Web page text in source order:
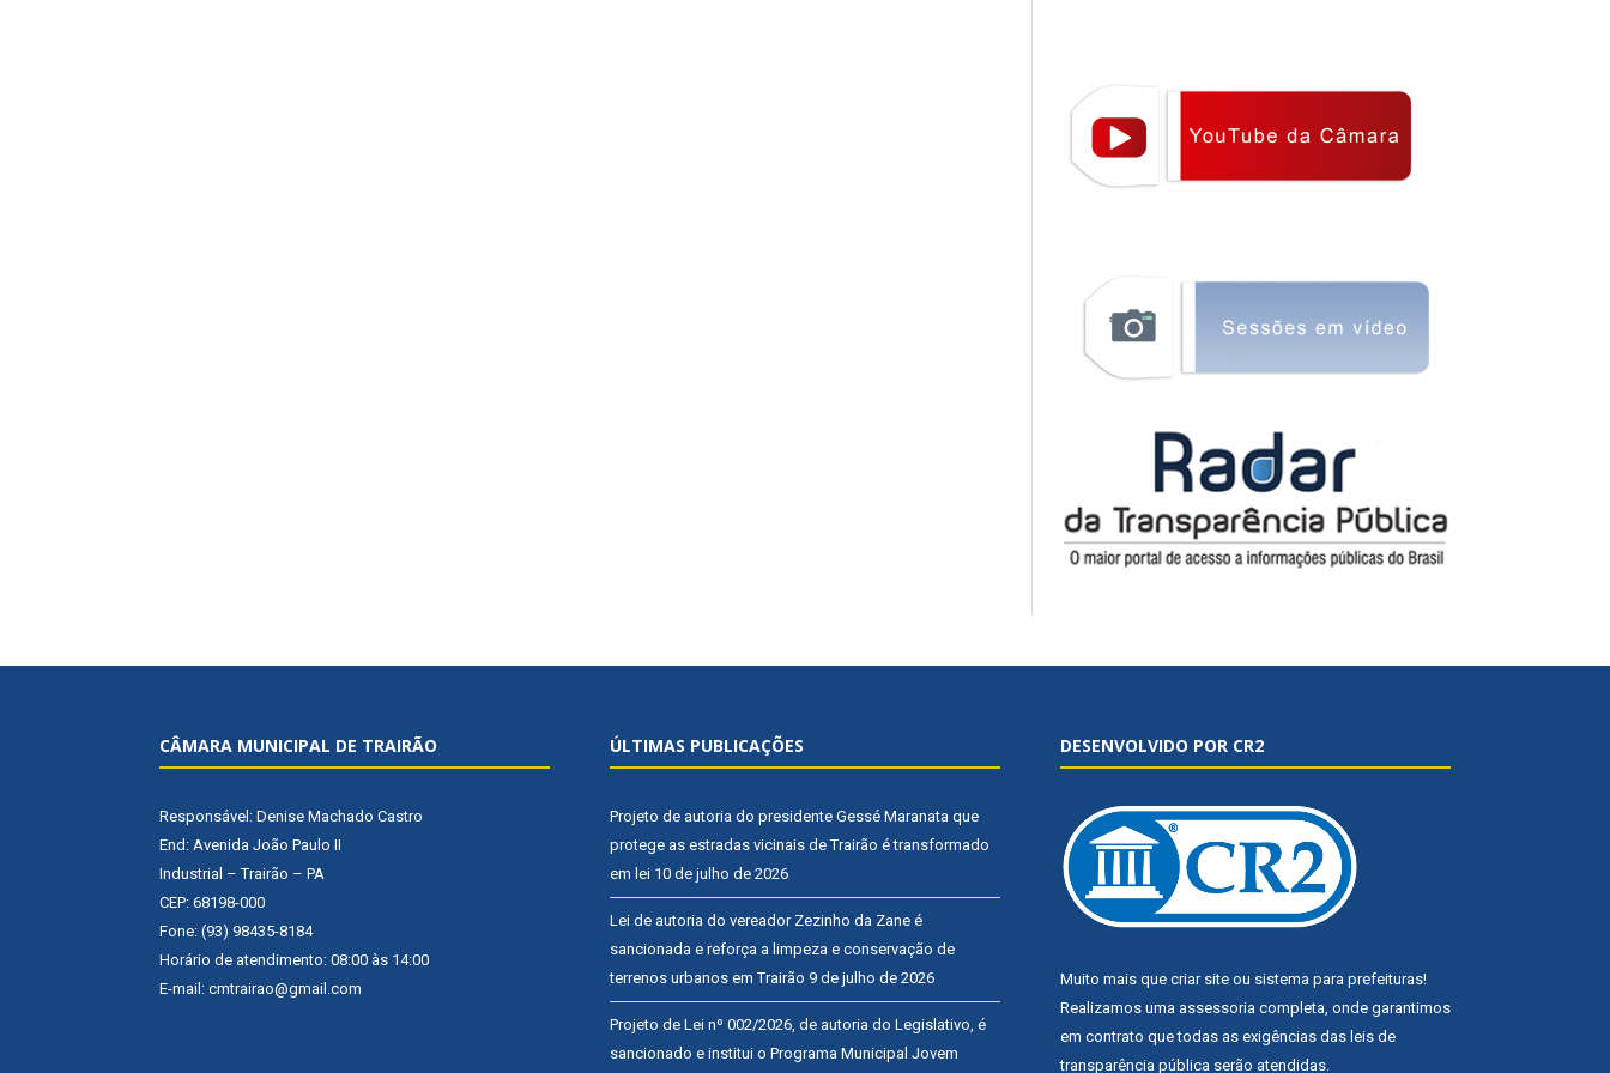
CÂMARA MUNICIPAL DE TRAIRÃO
Responsável: Denise Machado Castro
End: Avenida João Paulo II
Industrial – Trairão – PA
CEP: 68198-000
Fone: (93) 98435-8184
Horário de atendimento: 08:00 às 14:00
E-mail: cmtrairao@gmail.com
ÚLTIMAS PUBLICAÇÕES
Projeto de autoria do presidente Gessé Maranata que
protege as estradas vicinais de Trairão é transformado
em lei 10 de julho de 2026
Lei de autoria do vereador Zezinho da Zane é
sancionada e reforça a limpeza e conservação de
terrenos urbanos em Trairão 9 de julho de 2026
Projeto de Lei nº 002/2026, de autoria do Legislativo, é
sancionado e institui o Programa Municipal Jovem
DESENVOLVIDO POR CR2
Muito mais que criar site ou sistema para prefeituras!
Realizamos uma assessoria completa, onde garantimos
em contrato que todas as exigências das leis de
transparência pública serão atendidas.